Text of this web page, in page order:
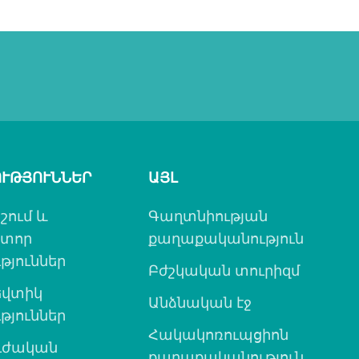
և
ԱՅԼ
Գաղտնիության
քաղաքականություն
Բժշկական տուրիզմ
Անձնական էջ
Հակակոռուպցիոն